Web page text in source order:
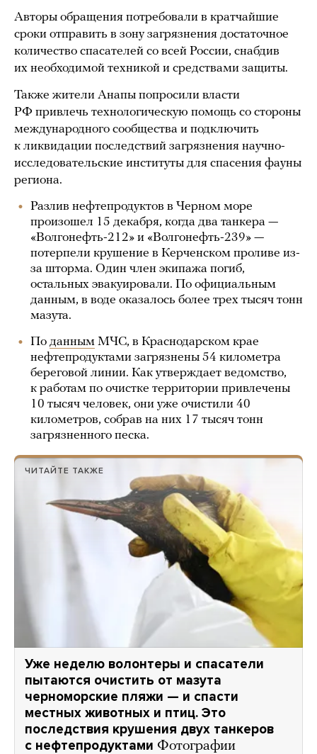
Авторы обращения потребовали в кратчайшие
сроки отправить в зону загрязнения достаточное
количество спасателей со всей России, снабдив
их необходимой техникой и средствами защиты.
Также жители Анапы попросили власти
РФ привлечь технологическую помощь со стороны
международного сообщества и подключить
к ликвидации последствий загрязнения научно-
исследовательские институты для спасения фауны
региона.
Разлив нефтепродуктов в Черном море
произошел 15 декабря, когда два танкера —
«Волгонефть-212» и «Волгонефть-239» —
потерпели крушение в Керченском проливе из-
за шторма. Один член экипажа погиб,
остальных эвакуировали. По официальным
данным, в воде оказалось более трех тысяч тонн
мазута.
По данным МЧС, в Краснодарском крае
нефтепродуктами загрязнены 54 километра
береговой линии. Как утверждает ведомство,
к работам по очистке территории привлечены
10 тысяч человек, они уже очистили 40
километров, собрав на них 17 тысяч тонн
загрязненного песка.
ЧИТАЙТЕ ТАКЖЕ
Уже неделю волонтеры и спасатели
пытаются очистить от мазута
черноморские пляжи — и спасти
местных животных и птиц. Это
последствия крушения двух танкеров
с нефтепродуктами Фотографии